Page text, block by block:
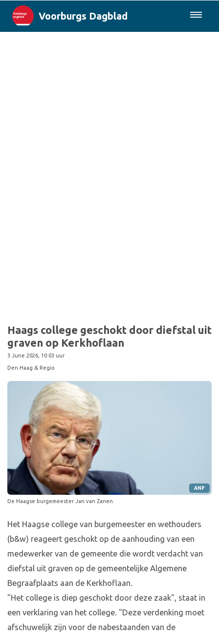
Voorburgs Dagblad
Haags college geschokt door diefstal uit
graven op Kerkhoflaan
3 June 2026, 10:03 uur
Den Haag & Regio
ANP
De Haagse burgemeester Jan van Zanen.
Het Haagse college van burgemeester en wethouders
(b&w) reageert geschokt op de aanhouding van een
medewerker van de gemeente die wordt verdacht van
diefstal uit graven op de gemeentelijke Algemene
Begraafplaats aan de Kerkhoflaan.
"Het college is diep geschokt door deze zaak", staat in
een verklaring van het college. "Deze verdenking moet
afschuwelijk zijn voor de nabestaanden van de